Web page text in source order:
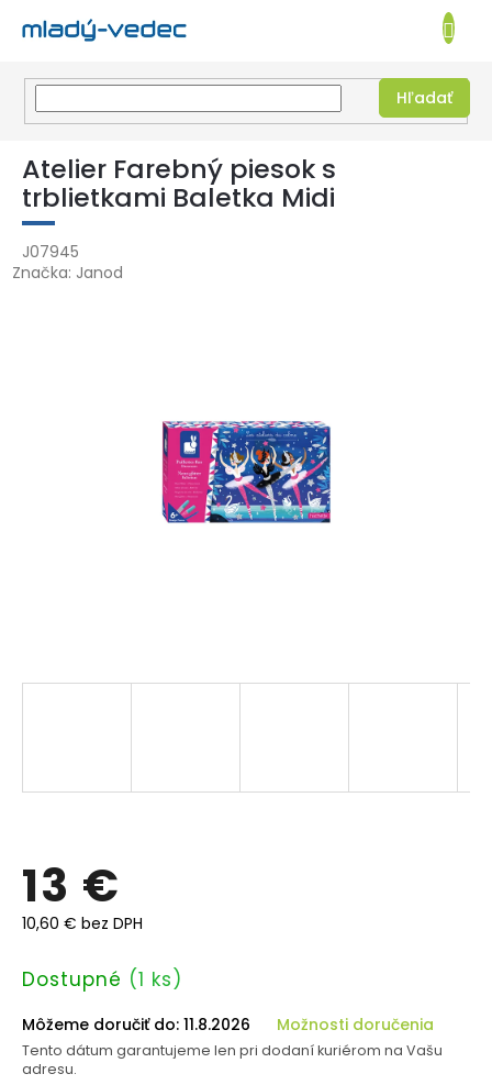
Prejsť
obsah
EUR
Hľadať
KOŠÍK
Atelier Farebný piesok s
trblietkami Baletka Midi
J07945
Značka: Janod
13 €
10,60 € bez DPH
Jednotková
Dostupné (1 ks)
Môžeme doručiť do: 11.8.2026 Možnosti doručenia
Tento dátum garantujeme len pri dodaní kuriérom na Vašu
adresu.